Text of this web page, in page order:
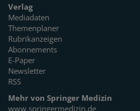
Verlag
Mediadaten
Themenplaner
Rubrikanzeigen
Abonnements
E-Paper
Newsletter
RSS
Mehr von Springer Medizin
www.springermedizin.de